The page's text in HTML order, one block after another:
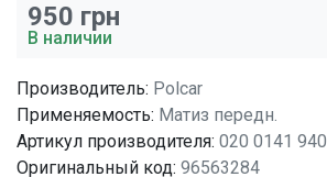
950 грн
В наличии
Производитель: Polcar
Применяемость: Матиз передн.
Артикул производителя: 020 0141 940
Оригинальный код: 96563284